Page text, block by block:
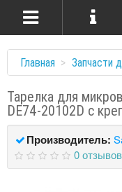
Главная Запчасти
Тарелка для
DE74-20102D с
Производитель:
0 отзывов